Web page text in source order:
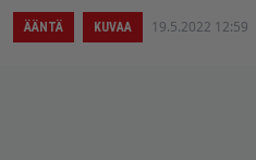
ÄÄNTÄ KUVAA 19.5.2022 12:59